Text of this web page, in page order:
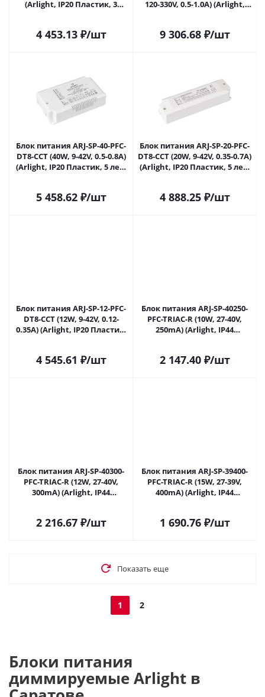
(Arlight, IP20 Пластик, 3
4 453.13₽/шт
120-330V, 0.5-1.0A) (Arlight,
9 306.68₽/шт
Блок питания ARJ-SP-40-PFC-
DT8-ССT (40W, 9-42V, 0.5-0.8А)
(Arlight, IP20 Пластик, 5 лет)
5 458.62₽/шт
Блок питания ARJ-SP-20-PFC-
DT8-ССT (20W, 9-42V, 0.35-0.7А)
(Arlight, IP20 Пластик, 5 лет)
4 888.25₽/шт
Блок питания ARJ-SP-12-PFC-
DT8-ССT (12W, 9-42V, 0.12-
0.35А) (Arlight, IP20 Пластик,
4 545.61 ₽/шт
Блок питания ARJ-SP-40250-
PFC-TRIAC-R (10W, 27-40V,
250mA) (Arlight, IP44
2 147.40₽/шт
Блок питания ARJ-SP-40300-
PFC-TRIAC-R (12W, 27-40V,
300mA) (Arlight, IP44
2 216.67₽/шт
Блок питания ARJ-SP-39400-
PFC-TRIAC-R (15W, 27-39V,
400mA) (Arlight, IP44
1 690.76₽/шт
Показать еще
1 2
Блоки питания
диммируемые Arlight в